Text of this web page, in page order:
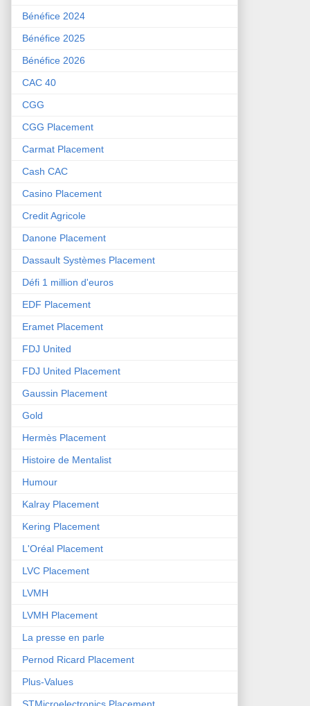
Bénéfice 2024
Bénéfice 2025
Bénéfice 2026
CAC 40
CGG
CGG Placement
Carmat Placement
Cash CAC
Casino Placement
Credit Agricole
Danone Placement
Dassault Systèmes Placement
Défi 1 million d'euros
EDF Placement
Eramet Placement
FDJ United
FDJ United Placement
Gaussin Placement
Gold
Hermès Placement
Histoire de Mentalist
Humour
Kalray Placement
Kering Placement
L'Oréal Placement
LVC Placement
LVMH
LVMH Placement
La presse en parle
Pernod Ricard Placement
Plus-Values